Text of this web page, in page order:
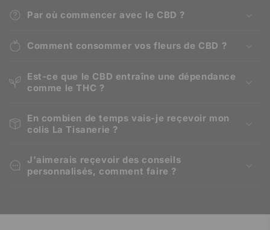
Par où commencer avec le CBD ?
Comment consommer vos fleurs de CBD ?
Est-ce que le CBD entraîne une dépendance
comme le THC ?
En combien de temps vais-je reçevoir mon
colis La Tisanerie ?
J'aimerais reçevoir des conseils
personnalisés, comment faire ?